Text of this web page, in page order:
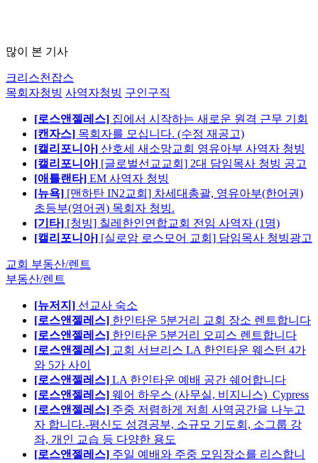
많이 본 기사
크리스천잡스
목회자청빙 사역자청빙 구인구직
[로스앤젤레스] 집에서 시작하는 새로운 원격 근무 기회
[캔자스] 목회자를 모십니다. (수정 재공고)
[캘리포니아] 산호세 새소망교회 영유아부 사역자 청빙
[캘리포니아] [글로벌선교교회] 2대 담임목사 청빙 공고
[애틀랜타] EM 사역자 청빙
[뉴욕] [맨하탄 IN2교회] 차세대총괄, 영유아부(한어권)
초등부(영어권) 목회자 청빙.
[기타] [청빙] 칠레한인연합교회 전임 사역자 (1명)
[캘리포니아] [실로암 로스모어 교회] 담임목사 청빙광고
교회 부동산/렌트
부동산/렌트
[뉴저지] 선교사 숙소
[로스앤젤레스] 한인타운 5분거리 교회 장소 렌트합니다
[로스앤젤레스] 한인타운 5분거리 오피스 렌트합니다
[로스앤젤레스] 교회 서브리스 LA 한인타운 웨스턴 4가
와 5가 사이
[로스앤젤레스] LA 한인타운 예배 공간 쉐어합니다
[로스앤젤레스] 웨어 하우스 (사무실, 비지니스)_Cypress
[로스앤젤레스] 주중 저렴하게 저희 사역공간을 나누고
자 합니다.-평신도 성경공부, 소규모 기도회, 소그룹 강
좌, 개인 교습 등 다양한 용도
[로스앤젤레스] 주일 예배와 주중 모임장소를 리스합니